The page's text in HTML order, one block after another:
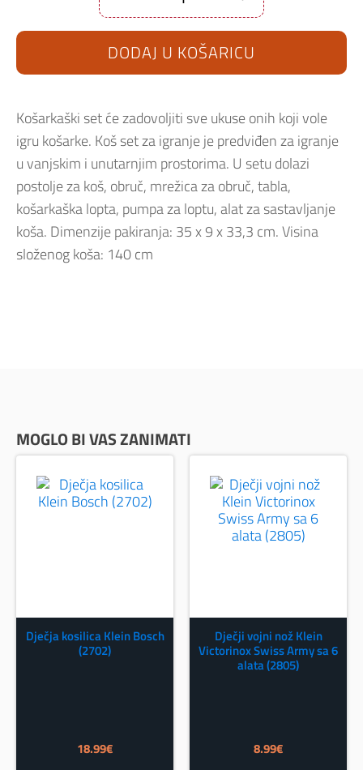
set
140
LT-
3024T2
količina
DODAJ U KOŠARICU
Košarkaški set će zadovoljiti sve ukuse onih koji vole
igru košarke. Koš set za igranje je predviđen za igranje
u vanjskim i unutarnjim prostorima. U setu dolazi
postolje za koš, obruč, mrežica za obruč, tabla,
košarkaška lopta, pumpa za loptu, alat za sastavljanje
koša. Dimenzije pakiranja: 35 x 9 x 33,3 cm. Visina
složenog koša: 140 cm
MOGLO BI VAS ZANIMATI
Dječja kosilica Klein Bosch
(2702)
18.99€
Dječji vojni nož Klein
Victorinox Swiss Army sa 6
alata (2805)
8.99€